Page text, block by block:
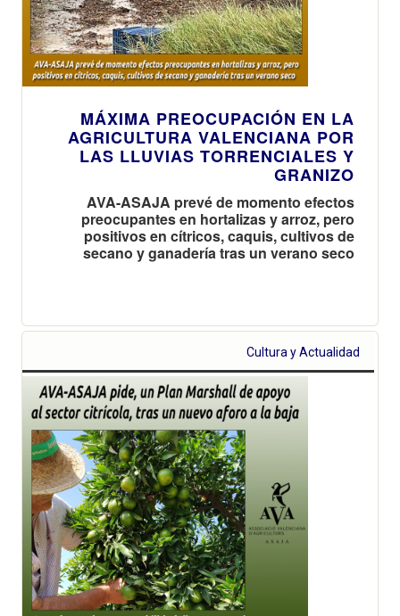
MÁXIMA PREOCUPACIÓN EN LA
AGRICULTURA VALENCIANA POR
LAS LLUVIAS TORRENCIALES Y
GRANIZO
AVA-ASAJA prevé de momento efectos
preocupantes en hortalizas y arroz, pero
positivos en cítricos, caquis, cultivos de
secano y ganadería tras un verano seco
Cultura y Actualidad